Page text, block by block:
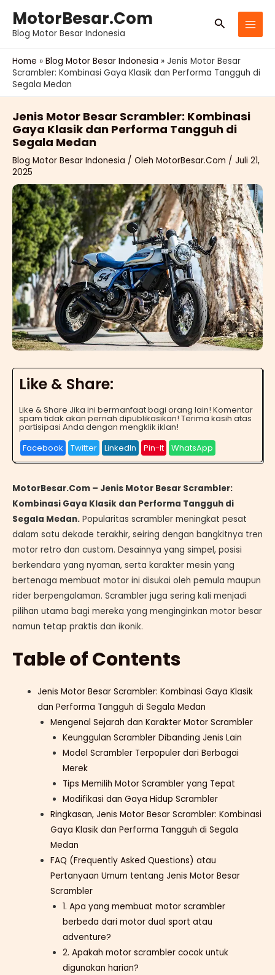
konten
MotorBesar.Com
Blog Motor Besar Indonesia
Cari
Home » Blog Motor Besar Indonesia » Jenis Motor Besar
Scrambler: Kombinasi Gaya Klasik dan Performa Tangguh di
Segala Medan
Jenis Motor Besar Scrambler: Kombinasi
Gaya Klasik dan Performa Tangguh di
Segala Medan
Blog Motor Besar Indonesia / Oleh MotorBesar.Com / Juli 21,
2025
Like & Share:
Like & Share Jika ini bermanfaat bagi orang lain! Komentar
spam tidak akan pernah dipublikasikan! Terima kasih atas
partisipasi Anda dengan mengklik iklan!
Facebook
Twitter LinkedIn Pin-It WhatsApp
MotorBesar.Com – Jenis Motor Besar Scrambler:
Kombinasi Gaya Klasik dan Performa Tangguh di
Segala Medan. Popularitas scrambler meningkat pesat
dalam satu dekade terakhir, seiring dengan bangkitnya tren
motor retro dan custom. Desainnya yang simpel, posisi
berkendara yang nyaman, serta karakter mesin yang
bertenaga membuat motor ini disukai oleh pemula maupun
rider berpengalaman. Scrambler juga sering kali menjadi
pilihan utama bagi mereka yang menginginkan motor besar
namun tetap praktis dan ikonik.
Table of Contents
Jenis Motor Besar Scrambler: Kombinasi Gaya Klasik
dan Performa Tangguh di Segala Medan
Mengenal Sejarah dan Karakter Motor Scrambler
Keunggulan Scrambler Dibanding Jenis Lain
Model Scrambler Terpopuler dari Berbagai
Merek
Tips Memilih Motor Scrambler yang Tepat
Modifikasi dan Gaya Hidup Scrambler
Ringkasan, Jenis Motor Besar Scrambler: Kombinasi
Gaya Klasik dan Performa Tangguh di Segala
Medan
FAQ (Frequently Asked Questions) atau
Pertanyaan Umum tentang Jenis Motor Besar
Scrambler
1. Apa yang membuat motor scrambler
berbeda dari motor dual sport atau
adventure?
2. Apakah motor scrambler cocok untuk
digunakan harian?